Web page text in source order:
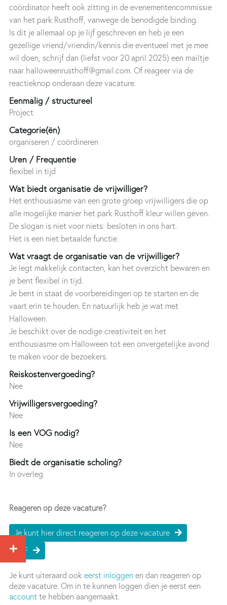
coördinator heeft ook zitting in de evenementencommissie
van het park Rusthoff, vanwege de benodigde binding.
Is dit je allemaal op je lijf geschreven en heb je een
gezellige vriend/vriendin/kennis die eventueel met je mee
wil doen, schrijf dan (liefst voor 20 april 2025) een mailtje
naar halloweenrusthoff@gmail.com. Of reageer via de
reactieknop onderaan deze vacature.
Eenmalig / structureel
Project
Categorie(ën)
organiseren / coördineren
Uren / Frequentie
flexibel in tijd
Wat biedt organisatie de vrijwilliger?
Het enthousiasme van een grote groep vrijwilligers die op
alle mogelijke manier het park Rusthoff kleur willen geven.
De slogan is niet voor niets: besloten in ons hart.
Het is een niet betaalde functie.
Wat vraagt de organisatie van de vrijwilliger?
Je legt makkelijk contacten, kan het overzicht bewaren en
je bent flexibel in tijd.
Je bent in staat de voorbereidingen op te starten en de
vaart erin te houden. En natuurlijk heb je wat met
Halloween.
Je beschikt over de nodige creativiteit en het
enthousiasme om Halloween tot een onvergetelijke avond
te maken voor de bezoekers.
Reiskostenvergoeding?
Nee
Vrijwilligersvergoeding?
Nee
Is een VOG nodig?
Nee
Biedt de organisatie scholing?
In overleg
Reageren op deze vacature?
Je kunt hier direct reageren op deze vacature
PDF
Je kunt uiteraard ook eerst inloggenen dan reageren op
deze vacature. Om in te kunnen loggen dien je eerst een
accountte hebben aangemaakt.